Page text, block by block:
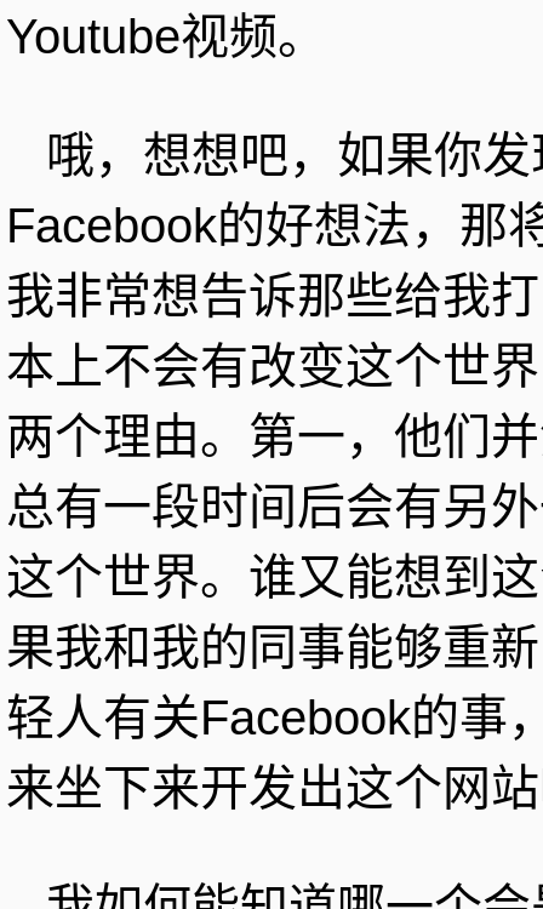
Youtube视频。
哦，想想吧，如果你
Facebook的好想法，那
我非常想告诉那些给我
本上不会有改变这个世
两个理由。第一，他们
总有一段时间后会有另
这个世界。谁又能想到
果我和我的同事能够重
轻人有关Facebook的事
来坐下来开发出这个网